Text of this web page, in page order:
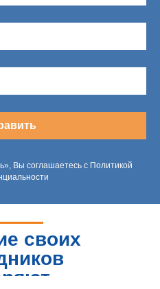
Вы соглашаетесь с Политикой
своих